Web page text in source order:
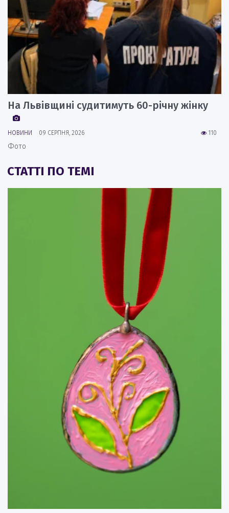
На Львівщині судитимуть 60-річну жінку
110
НОВИНИ 09 СЕРПНЯ, 2026
Фото
СТАТТІ ПО ТЕМІ